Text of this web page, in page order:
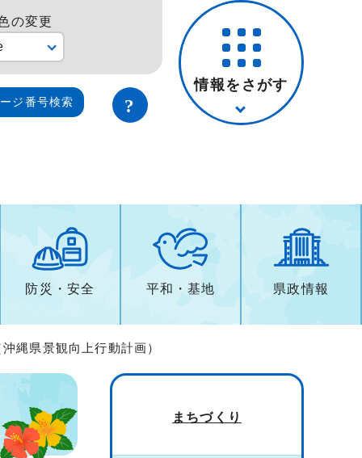
の変更
ジ番号検索
情報をさがす
防災・安全 平和・基地 県政情報
縄県景観向上行動計画）
まちづくり